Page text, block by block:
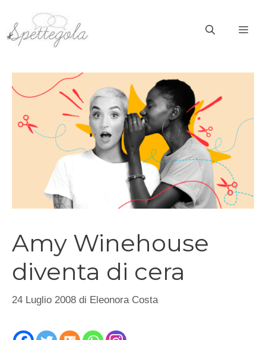
contenuto
Amy Winehouse
diventa di cera
24 Luglio 2008 di Eleonora Costa